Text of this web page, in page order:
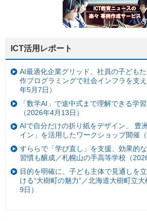
ICT活用レポート
AI最適化企業グリッド、社員の子ども
作プログラミングで社会インフラを支
年5月7日）
「数学AI」で途中式まで理解できる学
（2026年4月13日）
AIで自分だけの折り紙をデザイン、 豊
イン」を活用したワークショップ開催
すららで「学び直し」を支援、効果的
習慣も醸成／札幌山の手高等学校（
目的を明確に、子ども主体で見通しを
ける“大樹町の魅力”／北海道大樹町立
9日）